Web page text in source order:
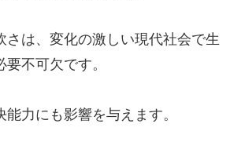
さは、変化の激しい現代社会で生
不可欠です。
能力にも影響を与えます。